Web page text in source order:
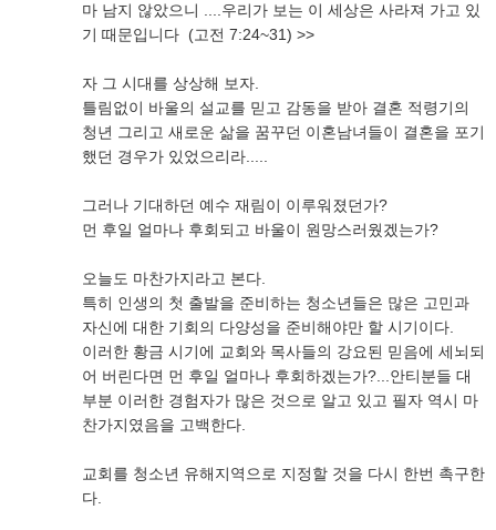
마 남지 않았으니 ....우리가 보는 이 세상은 사라져 가고 있
기 때문입니다 (고전 7:24~31) >>
자 그 시대를 상상해 보자.
틀림없이 바울의 설교를 믿고 감동을 받아 결혼 적령기의
청년 그리고 새로운 삶을 꿈꾸던 이혼남녀들이 결혼을 포기
했던 경우가 있었으리라.....
그러나 기대하던 예수 재림이 이루워졌던가?
먼 후일 얼마나 후회되고 바울이 원망스러웠겠는가?
오늘도 마찬가지라고 본다.
특히 인생의 첫 출발을 준비하는 청소년들은 많은 고민과
자신에 대한 기회의 다양성을 준비해야만 할 시기이다.
이러한 황금 시기에 교회와 목사들의 강요된 믿음에 세뇌되
어 버린다면 먼 후일 얼마나 후회하겠는가?...안티분들 대
부분 이러한 경험자가 많은 것으로 알고 있고 필자 역시 마
찬가지였음을 고백한다.
교회를 청소년 유해지역으로 지정할 것을 다시 한번 촉구한
다.